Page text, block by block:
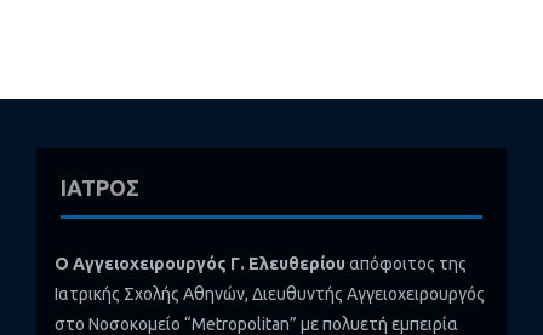
ΙΑΤΡΟΣ
Ο Αγγειοχειρουργός Γ. Ελευθερίου απόφοιτος της
Ιατρικής Σχολής Αθηνών, Διευθυντής Αγγειοχειρουργός
στο Νοσοκομείο “Metropolitan” με πολυετή εμπειρία